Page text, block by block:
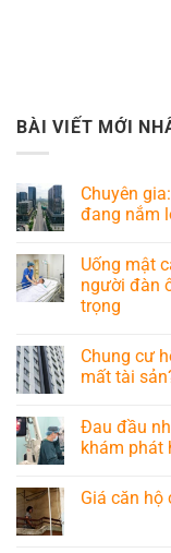
BÀI VIẾT MỚI
Chuyên
đang nắm
Uống mật
người đàn
trọng
Chung cư
mất tài
Đau đầu
khám phát
Giá căn hộ